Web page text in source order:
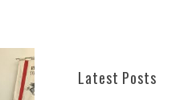
Latest Posts